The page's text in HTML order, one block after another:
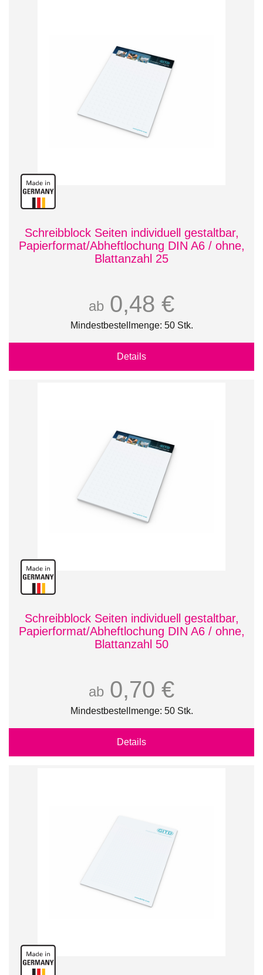
Schreibblock Seiten individuell gestaltbar,
Papierformat/Abheftlochung DIN A6 / ohne,
Blattanzahl 25
ab 0,48 €
Mindestbestellmenge: 50 Stk.
Details
Schreibblock Seiten individuell gestaltbar,
Papierformat/Abheftlochung DIN A6 / ohne,
Blattanzahl 50
ab 0,70 €
Mindestbestellmenge: 50 Stk.
Details